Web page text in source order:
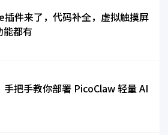
插件来了，代码补全，虚拟触摸屏
能都有
把手教你部署 PicoClaw 轻量 AI